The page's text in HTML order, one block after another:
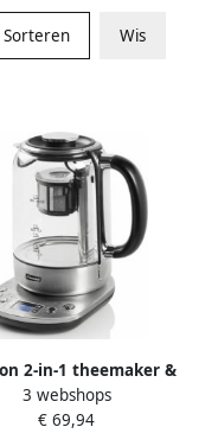
met uiteenlopende
is dat aan jouw
en welke
Sorteren Wis
2-in-1 theemaker &
waterkoker
theemaker met
3 webshops
€ 69,94